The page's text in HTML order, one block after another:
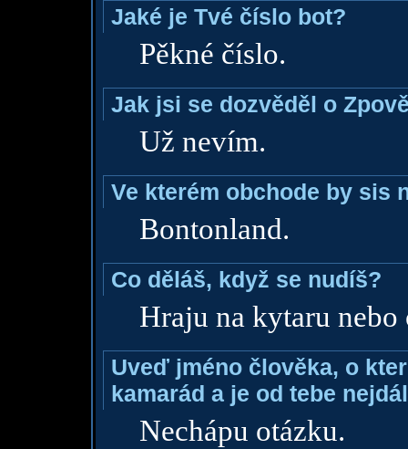
Jaké je Tvé číslo bot?
Pěkné číslo.
Jak jsi se dozvěděl o
Už nevím.
Ve kterém obchode by sis
Bontonland.
Co děláš, když se nudíš?
Hraju na kytaru
Uveď jméno člověka, o
kamarád a je od tebe
Nechápu otázku.